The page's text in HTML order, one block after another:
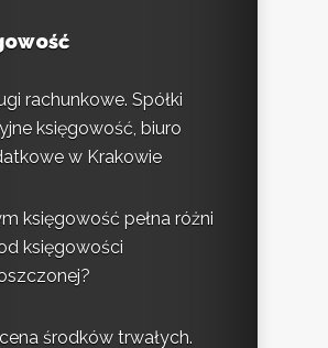
rachunkowe. Spółki
księgowość, biuro
w Krakowie
księgowość pełna różni
księgowości
środków trwałych.